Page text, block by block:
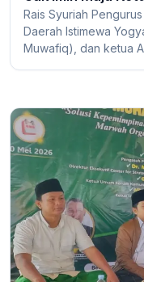
Rais Syuriah
Daerah Istimewa
Muwafiq), dan ketua